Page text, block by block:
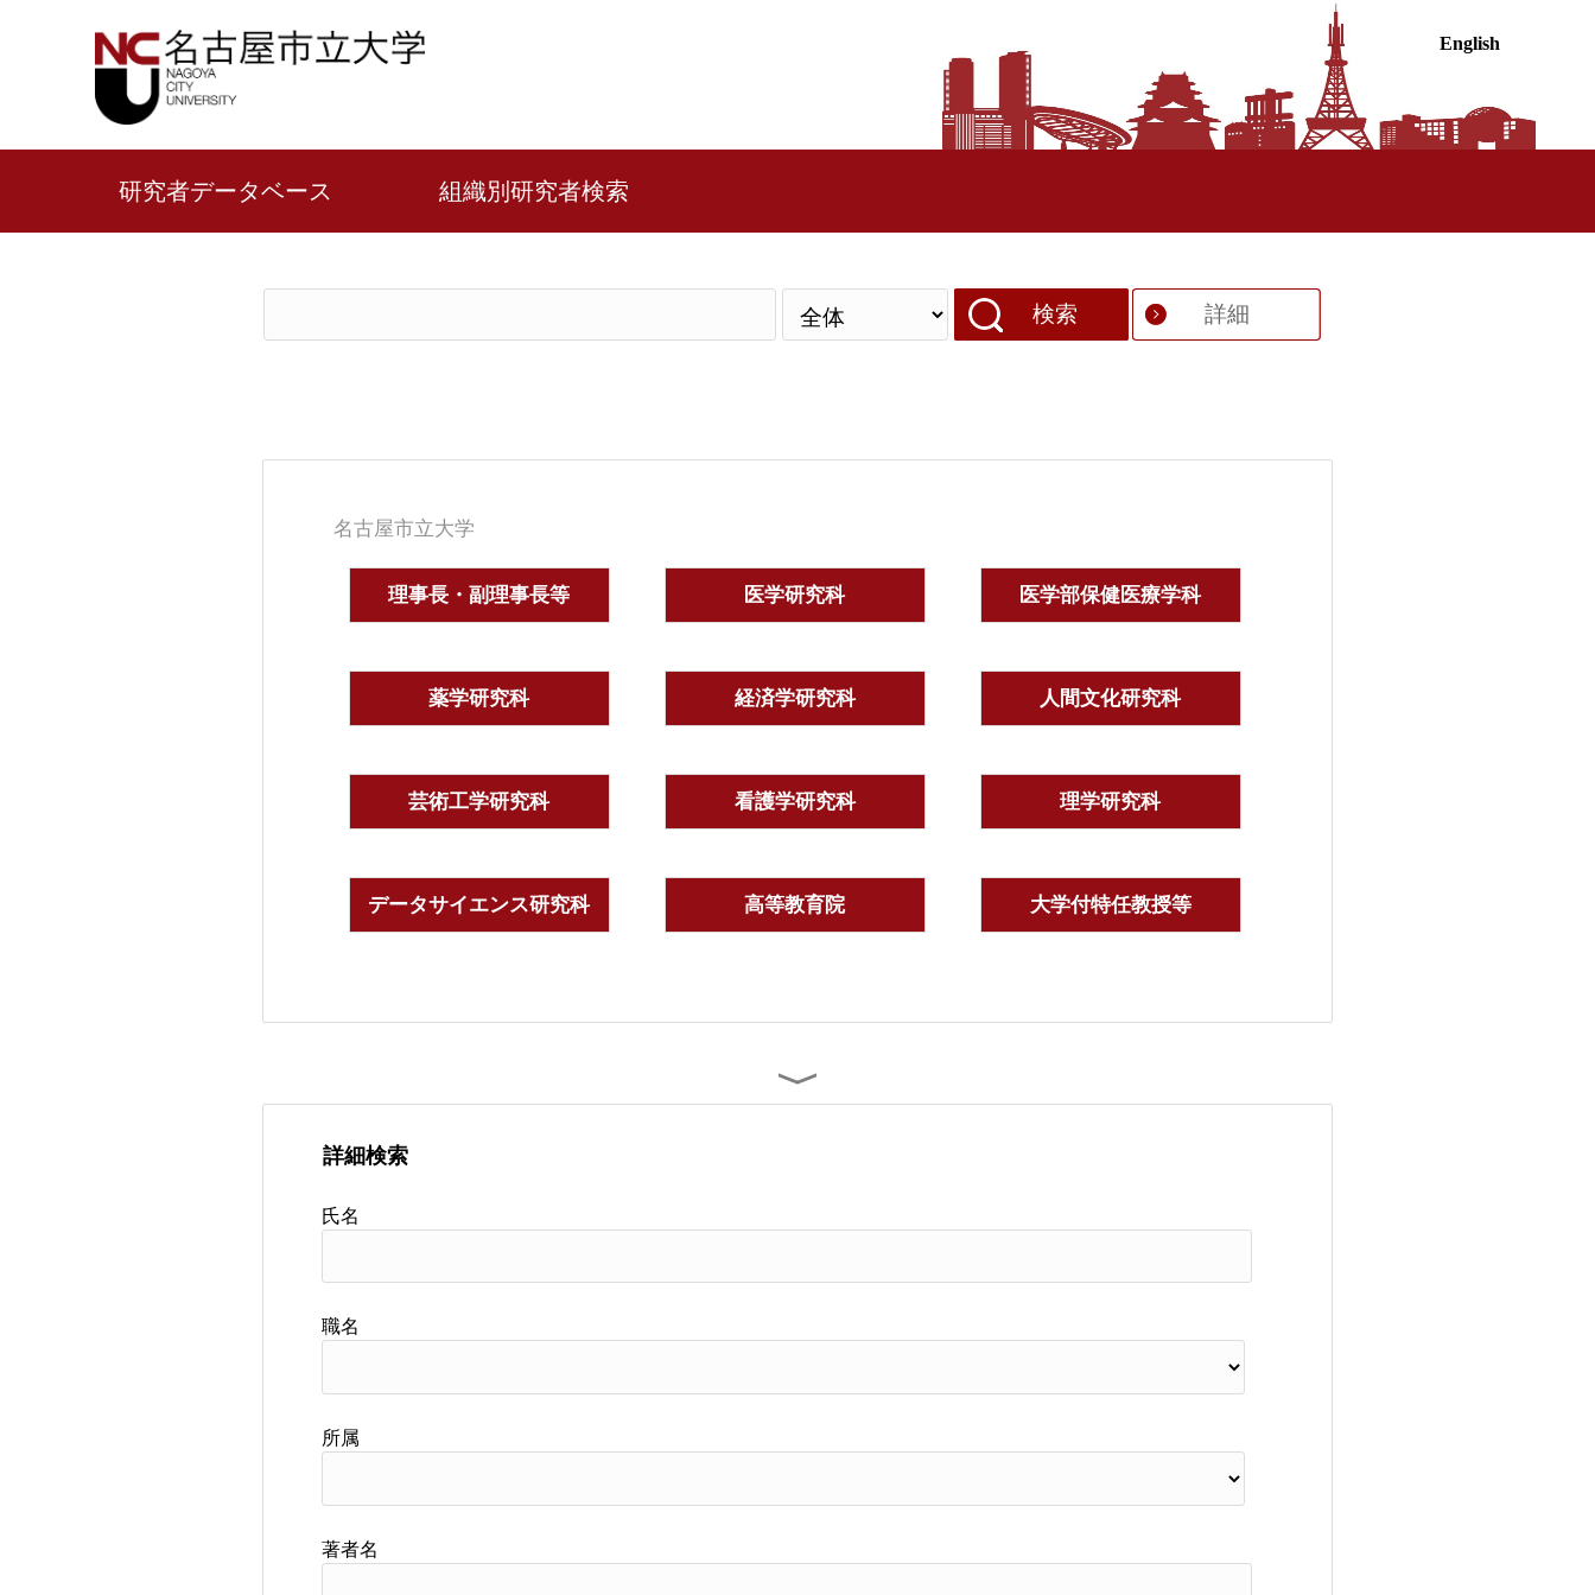
English
研究者データベース 組織別研究者検索
検索 詳細
名古屋市立大学
理事長・副理事長等 医学研究科 医学部保健医療学科
薬学研究科 経済学研究科 人間文化研究科
芸術工学研究科 看護学研究科 理学研究科
データサイエンス研究科 高等教育院 大学付特任教授等
詳細検索
氏名
職名
所属
著者名